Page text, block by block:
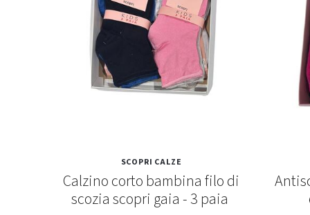
SCOPRI CALZE
Calzino corto bambina filo di
scozia scopri gaia - 3 paia